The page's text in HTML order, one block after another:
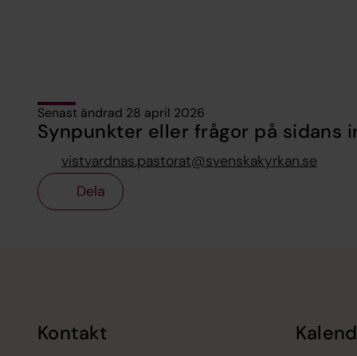
Senast ändrad 28 april 2026
Synpunkter eller frågor på sidans
vistvardnas.pastorat@svenskakyrkan.se
Dela
Kontakt